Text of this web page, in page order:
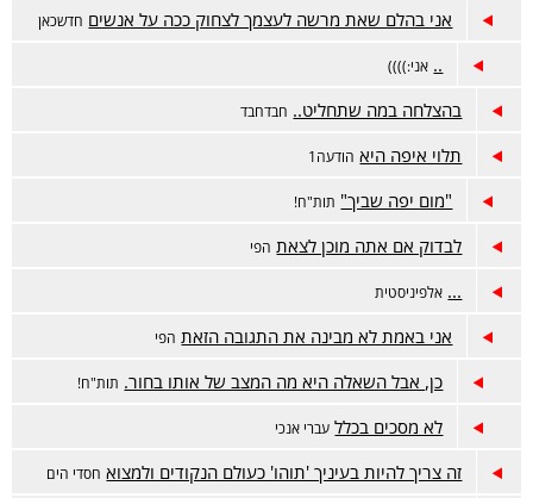
אני בהלם שאת מרשה לעצמך לצחוק ככה על אנשים חדשכאן
.. אני:))))
בהצלחה במה שתחליט.. חבדחבד
תלוי איפה היא הודעה1
"מום יפה שביך" תות"ח!
לבדוק אם אתה מוכן לצאת הפי
... אלפיניסטית
אני באמת לא מבינה את התגובה הזאת הפי
כן, אבל השאלה היא מה המצב של אותו בחור. תות"ח!
לא מסכים בכלל עברי אנכי
זה צריך להיות בעיניך 'תוהו' כעולם הנקודים ולמצוא חסדי הים